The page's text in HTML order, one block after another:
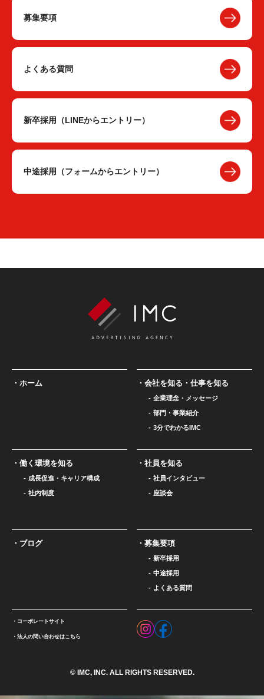
募集要項
よくある質問
新卒採用（LINEからエントリー）
中途採用（フォームからエントリー）
ホーム 会社を知る・仕事を知る
企業理念・メッセージ
部門・事業紹介
3分でわかるIMC
働く環境を知る
成長促進・キャリア構成
社内制度
社員を知る
社員インタビュー
座談会
ブログ 募集要項
新卒採用
中途採用
よくある質問
コーポレートサイト
法人の問い合わせはこちら
© IMC, INC. ALL RIGHTS RESERVED.